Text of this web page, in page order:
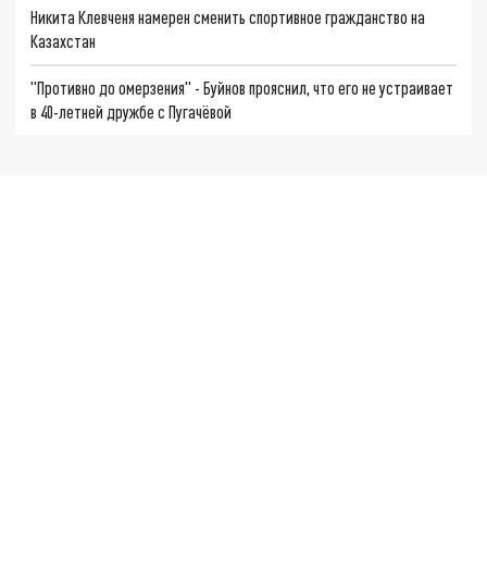
Никита Клевченя намерен сменить спортивное гражданство на
Казахстан
"Противно до омерзения" - Буйнов прояснил, что его не устраивает
в 40-летней дружбе с Пугачёвой